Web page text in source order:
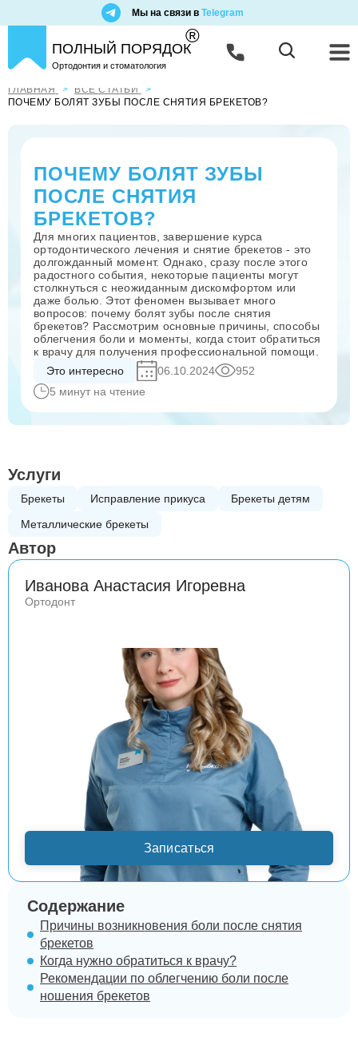
Мы на связи в Telegram
ПОЛНЫЙ ПОРЯДОК
®
Ортодонтия и стоматология
ГЛАВНАЯ
ВСЕ СТАТЬИ
ПОЧЕМУ БОЛЯТ ЗУБЫ ПОСЛЕ СНЯТИЯ БРЕКЕТОВ?
ПОЧЕМУ БОЛЯТ ЗУБЫ
ПОСЛЕ СНЯТИЯ
БРЕКЕТОВ?
Для многих пациентов, завершение курса
ортодонтического лечения и снятие брекетов - это
долгожданный момент. Однако, сразу после этого
радостного события, некоторые пациенты могут
столкнуться с неожиданным дискомфортом или
даже болью. Этот феномен вызывает много
вопросов: почему болят зубы после снятия
брекетов? Рассмотрим основные причины, способы
облегчения боли и моменты, когда стоит обратиться
к врачу для получения профессиональной помощи.
Это интересно
06.10.2024
952
5 минут на чтение
Содержание
Причины возникновения боли после снятия
брекетов
Когда нужно обратиться к врачу?
Рекомендации по облегчению боли после
ношения брекетов
Услуги
Брекеты Исправление прикуса
Брекеты детям
Металлические брекеты
Автор
Иванова Анастасия Игоревна
Ортодонт
Записаться